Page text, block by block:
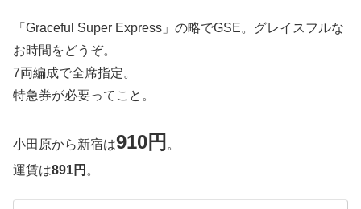
「Graceful Super Express」の略でGSE。グレイスフルな
お時間をどうぞ。
7両編成で全席指定。
特急券が必要ってこと。
小田原から新宿は910円 。
運賃は891円 。